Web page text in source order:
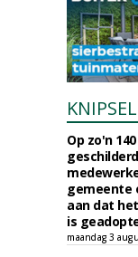
Op zo'n
gemeente
aan dat
is
maandag 3